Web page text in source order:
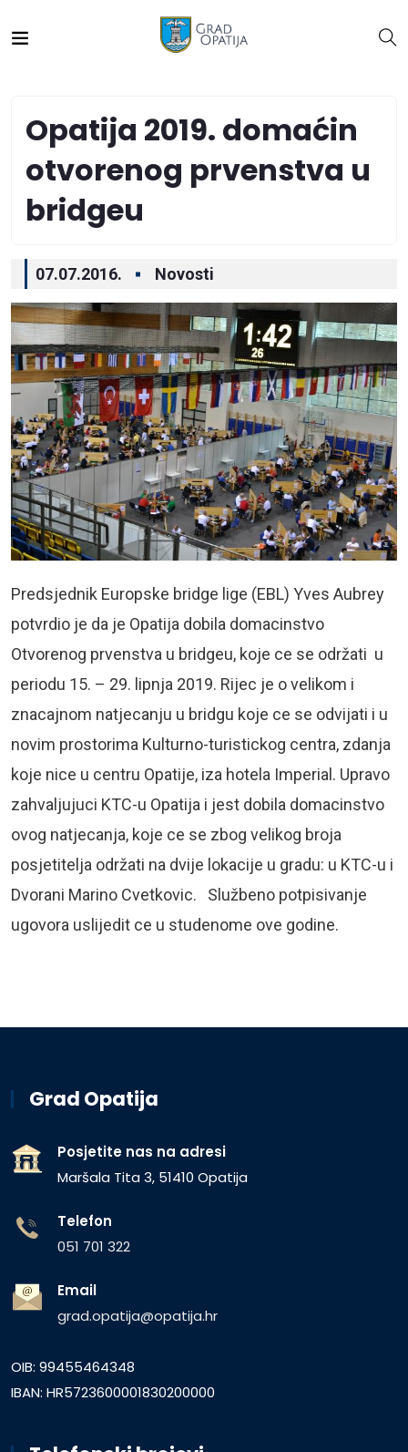
Opatija 2019. domaćin
otvorenog prvenstva u
bridgeu
07.07.2016. Novosti
Predsjednik Europske bridge lige (EBL) Yves Aubrey
potvrdio je da je Opatija dobila domacinstvo
Otvorenog prvenstva u bridgeu, koje ce se održati u
periodu 15. – 29. lipnja 2019. Rijec je o velikom i
znacajnom natjecanju u bridgu koje ce se odvijati i u
novim prostorima Kulturno-turistickog centra, zdanja
koje nice u centru Opatije, iza hotela Imperial. Upravo
zahvaljujuci KTC-u Opatija i jest dobila domacinstvo
ovog natjecanja, koje ce se zbog velikog broja
posjetitelja održati na dvije lokacije u gradu: u KTC-u i
Dvorani Marino Cvetkovic. Službeno potpisivanje
ugovora uslijedit ce u studenome ove godine.
Grad Opatija
Posjetite nas na adresi
Maršala Tita 3, 51410 Opatija
Telefon
051 701 322
Email
grad.opatija@opatija.hr
OIB: 99455464348
IBAN: HR5723600001830200000